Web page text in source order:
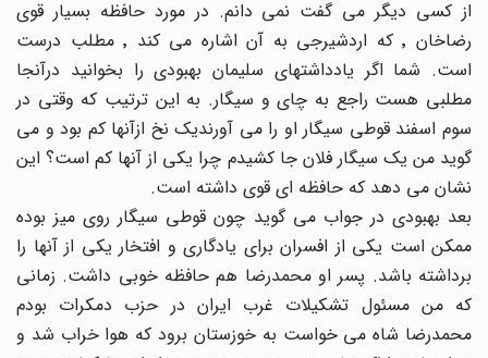
از کسی دیگر می گفت نمی دانم. در مورد حافظه بسیار قوی
رضاخان ٬ که اردشیرجی به آن اشاره می کند ٬ مطلب درست
است. شما اگر یادداشتهای سلیمان بهبودی را بخوانید درآنجا
مطلبی هست راجع به چای و سیگار. به این ترتیب که وقتی در
سوم اسفند قوطی سیگار او را می آورندیک نخ ازآنها کم بود و می
گوید من یک سیگار فلان جا کشیدم چرا یکی از آنها کم است؟ این
نشان می دهد که حافظه ای قوی داشته است.
بعد بهبودی در جواب می گوید چون قوطی سیگار روی میز بوده
ممکن است یکی از افسران برای یادگاری و افتخار یکی از آنها را
برداشته باشد. پسر او محمدرضا هم حافظه خوبی داشت. زمانی
که من مسئول تشکیلات غرب ایران در حزب دمکرات بودم
محمدرضا شاه می خواست به خوزستان برود که هوا خراب شد و